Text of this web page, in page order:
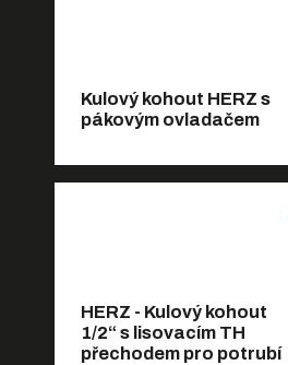
Kulový kohout HERZ s
pákovým ovladačem
HERZ - Kulový kohout
1/2“ s lisovacím TH
přechodem pro potrubí